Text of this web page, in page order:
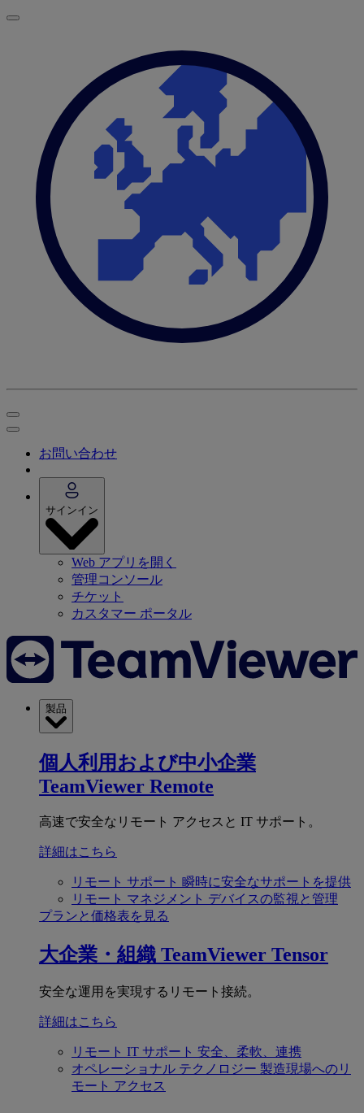
お問い合わせ
サインイン
Web アプリを開く
管理コンソール
チケット
カスタマー ポータル
製品
個人利用および中小企業
TeamViewer Remote
高速で安全なリモート アクセスと IT サポート。
詳細はこちら
リモート サポート 瞬時に安全なサポートを提供
リモート マネジメント デバイスの監視と管理
プランと価格表を見る
大企業・組織 TeamViewer Tensor
安全な運用を実現するリモート接続。
詳細はこちら
リモート IT サポート 安全、柔軟、連携
オペレーショナル テクノロジー 製造現場へのリ
モート アクセス